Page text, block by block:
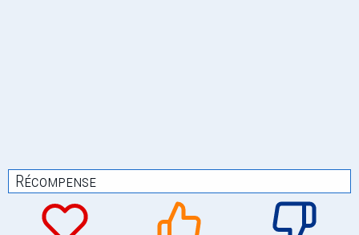
Récompense